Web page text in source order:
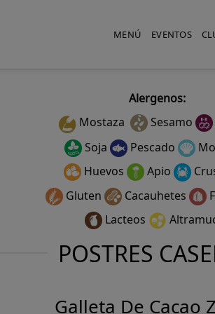
MENÚ EVENTOS
Alergenos:
Mostaza
Sesamo
Soja
Pescado
Huevos
Apio
Gluten
Cacauhetes
Lacteos
POSTRES
Galleta De Cacao